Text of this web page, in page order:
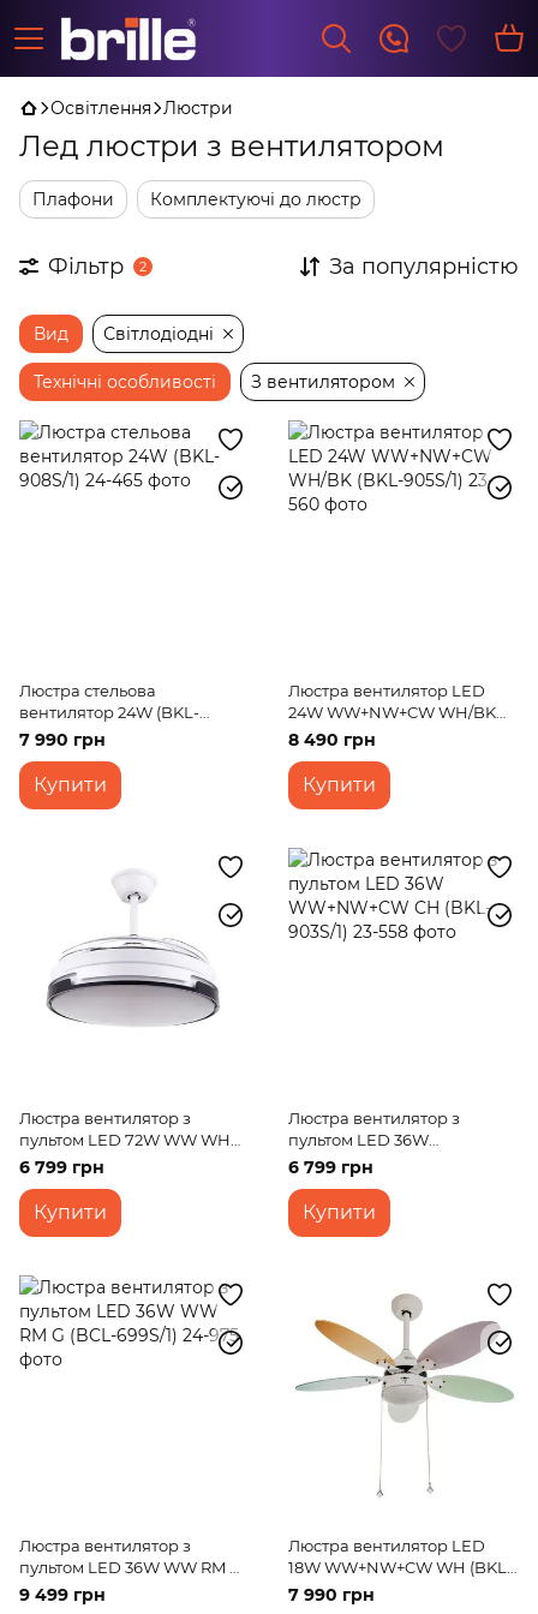
Освітлення Люстри
Лед люстри з вентилятором
Плафони Комплектуючі до люстр
Фільтр 2 За популярністю
Вид Світлодіодні
Технічні особливості З вентилятором
Люстра стельова
вентилятор 24W (BKL-
908S/1)
7 990 грн
Купити
Люстра вентилятор LED
24W WW+NW+CW WH/BK
(BKL-905S/1)
8 490 грн
Купити
Люстра вентилятор з
пультом LED 72W WW WH
(BKL-903S/2)
6 799 грн
Купити
Люстра вентилятор з
пультом LED 36W
WW+NW+CW CH (BKL-
6 799 грн
Купити
Люстра вентилятор з
пультом LED 36W WW RM G
(BCL-699S/1)
9 499 грн
Люстра вентилятор LED
18W WW+NW+CW WH (BKL-
906S/1)
7 990 грн